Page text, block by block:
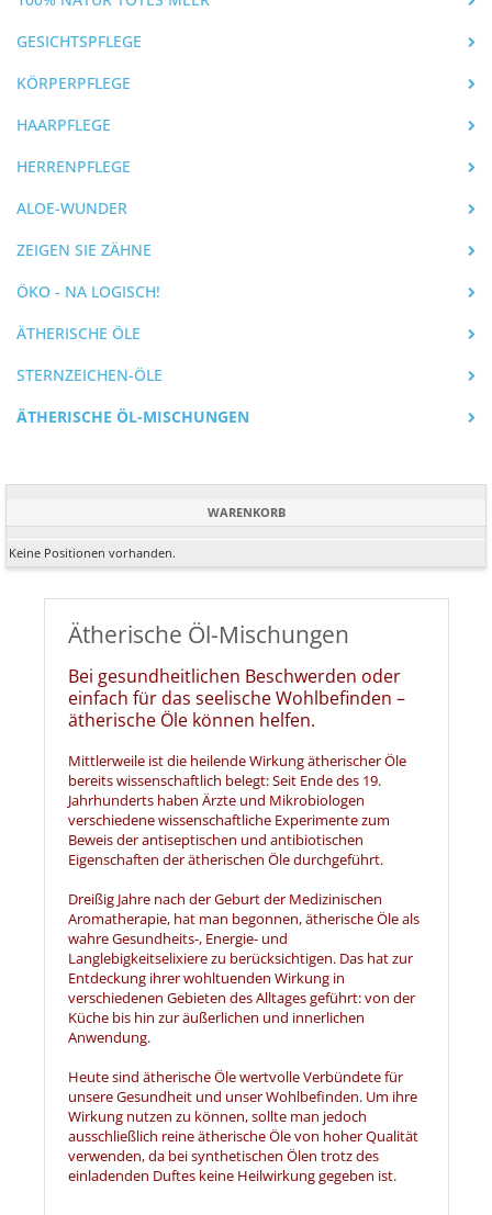
GESICHTSPFLEGE
KÖRPERPFLEGE
HAARPFLEGE
HERRENPFLEGE
ALOE-WUNDER
ZEIGEN SIE ZÄHNE
ÖKO - NA LOGISCH!
ÄTHERISCHE ÖLE
STERNZEICHEN-ÖLE
ÄTHERISCHE ÖL-MISCHUNGEN
WARENKORB
Keine Positionen vorhanden.
Ätherische Öl-Mischungen
Bei gesundheitlichen Beschwerden oder
einfach für das seelische Wohlbefinden –
ätherische Öle können helfen.
Mittlerweile ist die heilende Wirkung ätherischer Öle
bereits wissenschaftlich belegt: Seit Ende des 19.
Jahrhunderts haben Ärzte und Mikrobiologen
verschiedene wissenschaftliche Experimente zum
Beweis der antiseptischen und antibiotischen
Eigenschaften der ätherischen Öle durchgeführt.
Dreißig Jahre nach der Geburt der Medizinischen
Aromatherapie, hat man begonnen, ätherische Öle als
wahre Gesundheits-, Energie- und
Langlebigkeitselixiere zu berücksichtigen. Das hat zur
Entdeckung ihrer wohltuenden Wirkung in
verschiedenen Gebieten des Alltages geführt: von der
Küche bis hin zur äußerlichen und innerlichen
Anwendung.
Heute sind ätherische Öle wertvolle Verbündete für
unsere Gesundheit und unser Wohlbefinden. Um ihre
Wirkung nutzen zu können, sollte man jedoch
ausschließlich reine ätherische Öle von hoher Qualität
verwenden, da bei synthetischen Ölen trotz des
einladenden Duftes keine Heilwirkung gegeben ist.